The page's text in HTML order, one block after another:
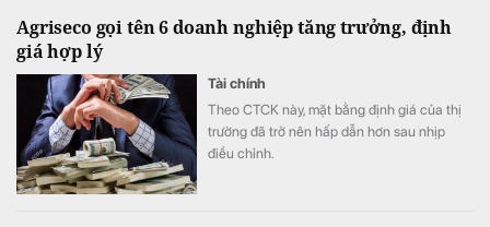
Agriseco gọi tên 6 doanh nghiệp tăng trưởng, định
giá hợp lý
Tài chính
Theo CTCK này, mặt bằng định giá của thị
trường đã trở nên hấp dẫn hơn sau nhịp
điều chỉnh.